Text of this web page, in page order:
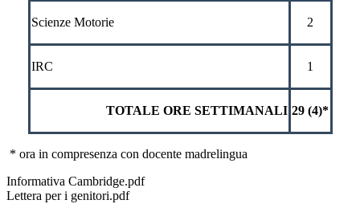
Scienze Motorie 2
IRC 1
TOTALE ORE SETTIMANALI 29 (4)*
* ora in compresenza con docente madrelingua
Informativa Cambridge.pdf
Lettera per i genitori.pdf